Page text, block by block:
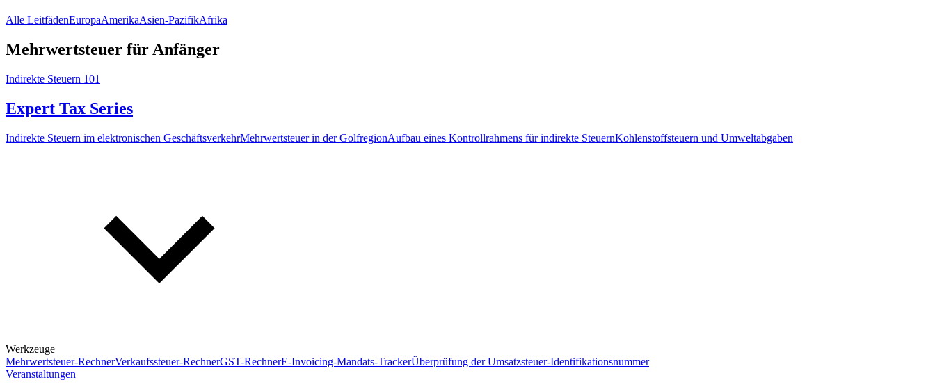
Alle LeitfädenEuropaAmerikaAsien-PazifikAfrika
Mehrwertsteuer für Anfänger
Indirekte Steuern 101
Expert Tax Series
Indirekte Steuern im elektronischen GeschäftsverkehrMehrwertsteuer in der GolfregionAufbau eines Kontrollrahmens für indirekte SteuernKohlenstoffsteuern und Umweltabgaben
Werkzeuge
Mehrwertsteuer-RechnerVerkaufssteuer-RechnerGST-RechnerE-Invoicing-Mandats-TrackerÜberprüfung der Umsatzsteuer-Identifikationsnummer
Veranstaltungen